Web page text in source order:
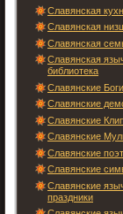
Славянская
Славянская
Славянская
Славянская
библиотека
Славянские Боги
Славянские
Славянские
Славянские
Славянские
Славянские
Славянские
праздники